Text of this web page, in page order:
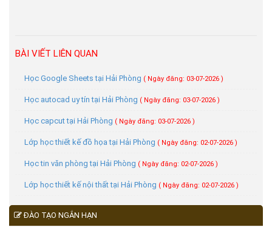
BÀI VIẾT LIÊN QUAN
Học Google Sheets tại Hải Phòng ( Ngày đăng: 03-07-2026 )
Học autocad uy tín tại Hải Phòng ( Ngày đăng: 03-07-2026 )
Học capcut tại Hải Phòng ( Ngày đăng: 03-07-2026 )
Lớp học thiết kế đồ họa tại Hải Phòng ( Ngày đăng: 02-07-2026 )
Học tin văn phòng tại Hải Phòng ( Ngày đăng: 02-07-2026 )
Lớp học thiết kế nội thất tại Hải Phòng ( Ngày đăng: 02-07-2026 )
ĐÀO TẠO NGẮN HẠN